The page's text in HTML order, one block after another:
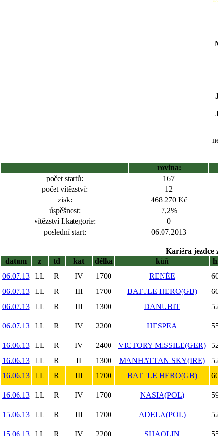
rovina:
počet startů:
167
počet vítězství:
12
zisk:
468 270 Kč
úspěšnost:
7,2%
vítězství I.kategorie:
0
poslední start:
06.07.2013
Kariéra jezdce
datum
z td kat délka kůň
06.07.13
LL R IV 1700 RENÉE
06.07.13
LL R III 1700 BATTLE HERO(GB)
06.07.13
LL R III 1300 DANUBIT
06.07.13 LL R IV 2200 HESPEA
16.06.13 LL R IV 2400 VICTORY MISSILE(GER)
16.06.13
LL R II 1300 MANHATTAN SKY(IRE)
16.06.13
LL R III 1700 BATTLE HERO(GB)
16.06.13 LL R IV 1700 NASIA(POL)
15.06.13 LL R III 1700 ADELA(POL)
15.06.13 LL R IV 2200 SHAOLIN